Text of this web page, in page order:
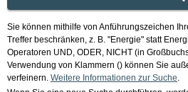
Sie können mithilfe von Anführungszeichen
Treffer beschränken, z. B. "Energie" statt
Operatoren UND, ODER, NICHT (in
Verwendung von Klammern () können Sie
verfeinern. Weitere Informationen zur Suche